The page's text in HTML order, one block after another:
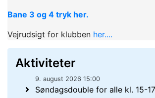
Bane 3 og 4 tryk her.
Vejrudsigt for klubben her....
Aktiviteter
9. august 2026 15:00
Søndagsdouble for alle kl. 15-17